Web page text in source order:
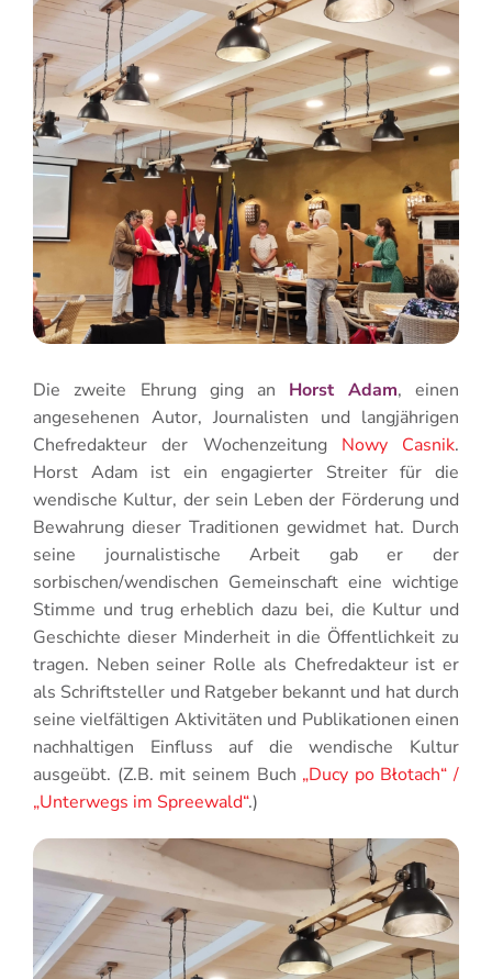
Die zweite Ehrung ging an Horst Adam, einen
angesehenen Autor, Journalisten und langjährigen
Chefredakteur der Wochenzeitung Nowy Casnik.
Horst Adam ist ein engagierter Streiter für die
wendische Kultur, der sein Leben der Förderung und
Bewahrung dieser Traditionen gewidmet hat. Durch
seine journalistische Arbeit gab er der
sorbischen/wendischen Gemeinschaft eine wichtige
Stimme und trug erheblich dazu bei, die Kultur und
Geschichte dieser Minderheit in die Öffentlichkeit zu
tragen. Neben seiner Rolle als Chefredakteur ist er
als Schriftsteller und Ratgeber bekannt und hat durch
seine vielfältigen Aktivitäten und Publikationen einen
nachhaltigen Einfluss auf die wendische Kultur
ausgeübt. (Z.B. mit seinem Buch „Ducy po Błotach“ /
„Unterwegs im Spreewald“.)